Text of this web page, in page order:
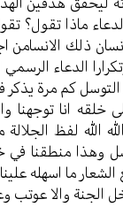
ماذا تقول؟
ذلك الانسامن
الدعاء
التوسل كم مرة
خلقه انا توجهنا
الله لفظ
وهذا منطقنا في
ما اسهله
الجنة والا عوتب